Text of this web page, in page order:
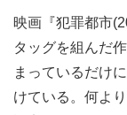
映画『犯罪都市
タッグを組んだ
まっているだけ
けている。何よ